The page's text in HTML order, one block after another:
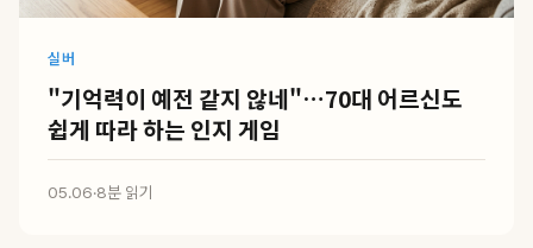
실버
"기억력이 예전 같지 않네"…70대 어르신도
쉽게 따라 하는 인지 게임
05.06·8분 읽기